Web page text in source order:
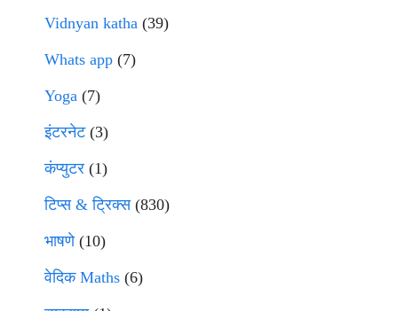
Vidnyan katha (39)
Whats app (7)
Yoga (7)
इंटरनेट(3)
कंप्युटर (1)
टिप्स & ट्रिक्स(830)
भाषणे(10)
वेदिक Maths (6)